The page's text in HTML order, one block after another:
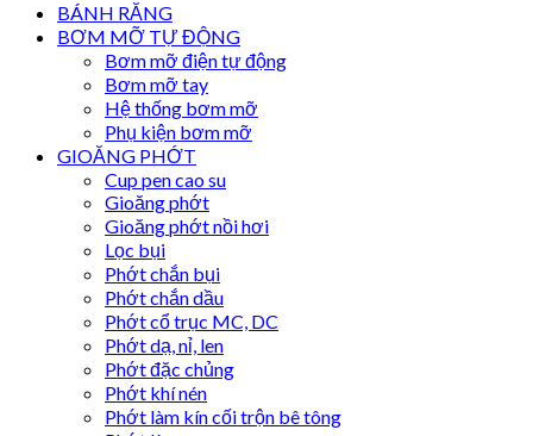
BÁNH RĂNG
BƠM MỠ TỰ ĐỘNG
Bơm mỡ điện tự động
Bơm mỡ tay
Hệ thống bơm mỡ
Phụ kiện bơm mỡ
GIOĂNG PHỚT
Cup pen cao su
Gioăng phớt
Gioăng phớt nồi hơi
Lọc bụi
Phớt chắn bụi
Phớt chắn dầu
Phớt cổ trục MC, DC
Phớt dạ, nỉ, len
Phớt đặc chủng
Phớt khí nén
Phớt làm kín cối trộn bê tông